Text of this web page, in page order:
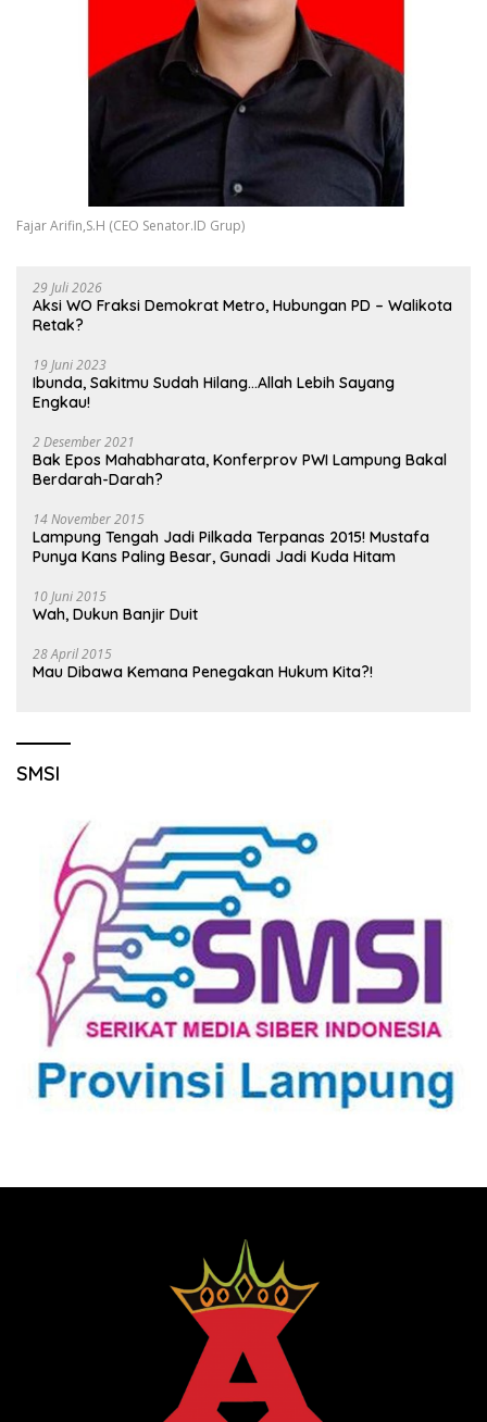
Fajar Arifin,S.H (CEO Senator.ID Grup)
29 Juli 2026
Aksi WO Fraksi Demokrat Metro, Hubungan PD – Walikota
Retak?
19 Juni 2023
Ibunda, Sakitmu Sudah Hilang…Allah Lebih Sayang
Engkau!
2 Desember 2021
Bak Epos Mahabharata, Konferprov PWI Lampung Bakal
Berdarah-Darah?
14 November 2015
Lampung Tengah Jadi Pilkada Terpanas 2015! Mustafa
Punya Kans Paling Besar, Gunadi Jadi Kuda Hitam
10 Juni 2015
Wah, Dukun Banjir Duit
28 April 2015
Mau Dibawa Kemana Penegakan Hukum Kita?!
SMSI